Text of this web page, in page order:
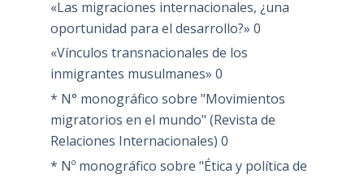
«Las migraciones internacionales, ¿una
oportunidad para el desarrollo?» 0
«Vínculos transnacionales de los
inmigrantes musulmanes» 0
* N° monográfico sobre "Movimientos
migratorios en el mundo" (Revista de
Relaciones Internacionales) 0
* Nº monográfico sobre "Ética y política de